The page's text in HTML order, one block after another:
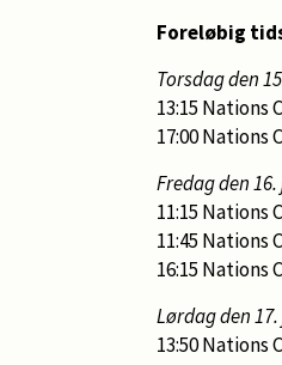
Foreløbig
Torsdag den
13:15
17:00
Fredag den
11:15
11:45 Nations
16:15
Lørdag den
13:50